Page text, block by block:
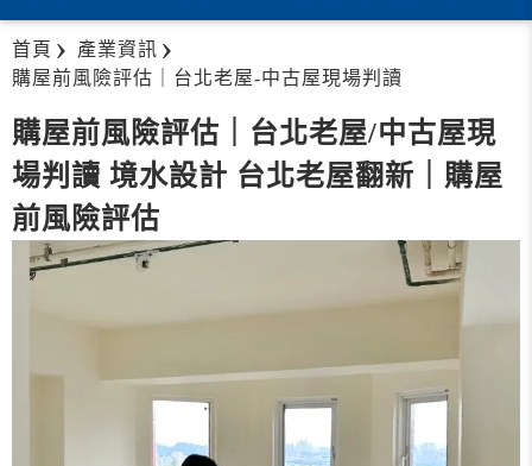
首頁
產業資訊
購屋前風險評估｜台北老屋-中古屋現場判讀
購屋前風險評估｜台北老屋/中古屋現
場判讀 境水設計 台北老屋翻新｜購屋
前風險評估